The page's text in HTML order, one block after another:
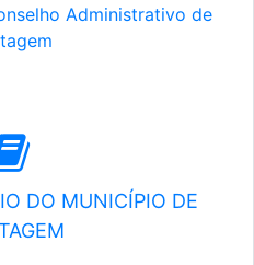
Administrativo de
DO MUNICÍPIO DE